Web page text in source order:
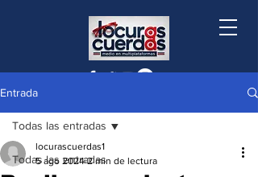
Entrada
Todas las entradas
Todas las entradas
locurascuerdas1
5 ago 2024 2 min de lectura